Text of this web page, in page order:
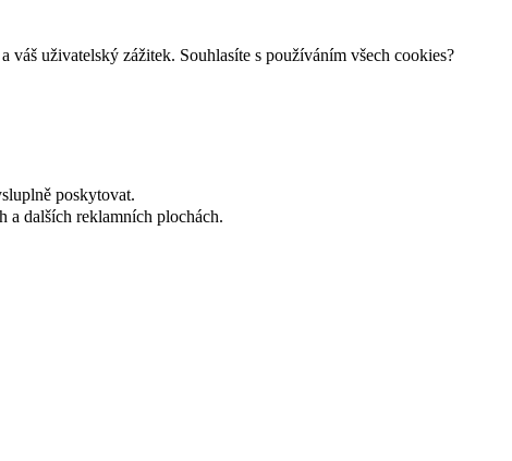
uživatelský zážitek. Souhlasíte s používáním všech cookies?
poskytovat.
a dalších reklamních plochách.